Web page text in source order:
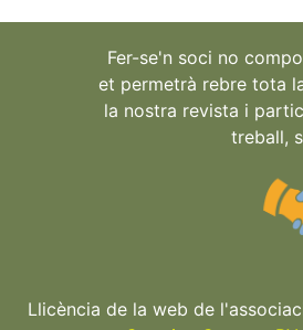
Fer-se'n soci no
et permetrà rebre tota
la nostra revista i
treball,
Llicència de la web de